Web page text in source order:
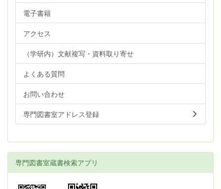
電子書籍
アクセス
（学研内）文献複写・資料取り寄せ
よくある質問
お問い合わせ
専門図書室アドレス登録
専門図書室蔵書検索アプリ